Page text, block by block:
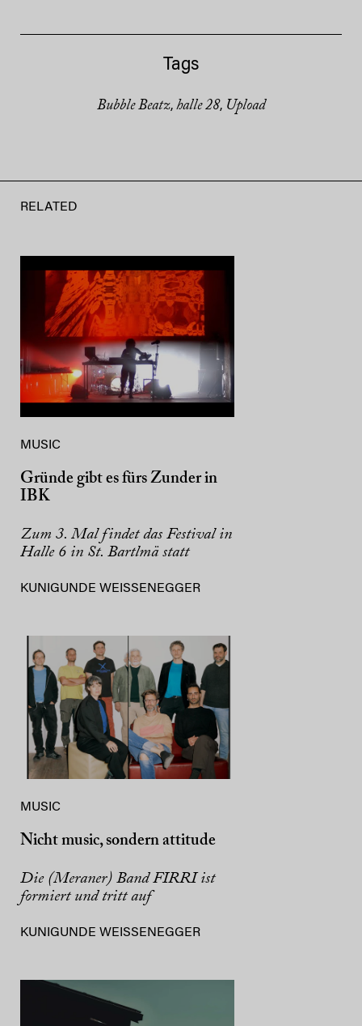
Tags
Bubble Beatz, halle 28, Upload
RELATED
MUSIC
Gründe gibt es fürs Zunder in
IBK
Zum 3. Mal findet das Festival in
Halle 6 in St. Bartlmä statt
KUNIGUNDE WEISSENEGGER
MUSIC
Nicht music, sondern attitude
Die (Meraner) Band FIRRI ist
formiert und tritt auf
KUNIGUNDE WEISSENEGGER